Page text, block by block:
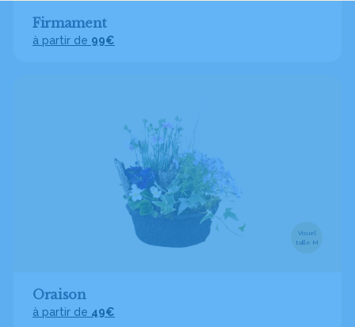
Firmament
à partir de 99€
Visuel
taille M
Oraison
à partir de 49€